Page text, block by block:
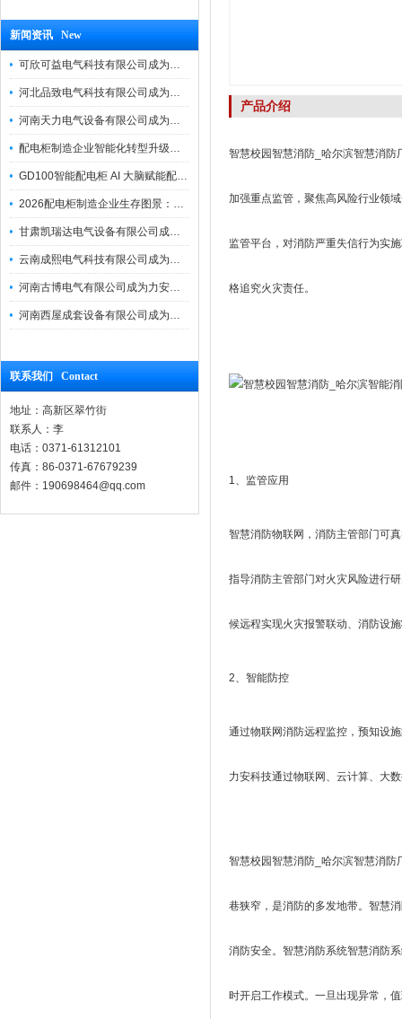
新闻资讯 New
可欣可益电气科技有限公司成为力安电易云战略合作伙伴，共创智能配电新未来
河北品致电气科技有限公司成为力安电易云战略合作伙伴，共创智能配电新未来
河南天力电气设备有限公司成为力安电易云战略合作伙伴，共创智能配电新未来
配电柜制造企业智能化转型升级研讨会在力安成功举办
GD100智能配电柜 AI 大脑赋能配电柜制造企业高压一键顺控！
2026配电柜制造企业生存图景：市场、政策与智能化转型路径
甘肃凯瑞达电气设备有限公司成为电易云战略合作伙伴，共创智能配电新未来
云南成熙电气科技有限公司成为力安电易云战略合作伙伴，共创智能配电新未来
河南古博电气有限公司成为力安电易云战略合作伙伴，共创智能配电新未来！
河南西屋成套设备有限公司成为力安电易云战略合作伙伴，共创智能配电新未来
联系我们 Contact
地址：高新区翠竹街
联系人：李
电话：0371-61312101
传真：86-0371-67679239
邮件：190698464@qq.com
产品介绍
智慧校园智慧消防_哈尔滨智慧消
加强重点监管，聚焦高风险行业领
监管平台，对消防严重失信行为实
格追究火灾责任。
1、监管应用
智慧消防物联网，消防主管部门可
指导消防主管部门对火灾风险进行
候远程实现火灾报警联动、消防设
2、智能防控
通过物联网消防远程监控，预知设
力安科技通过物联网、云计算、大
智慧校园智慧消防_哈尔滨智慧消
巷狭窄，是消防的多发地带。智慧
消防安全。智慧消防系统智慧消防
时开启工作模式。一旦出现异常，